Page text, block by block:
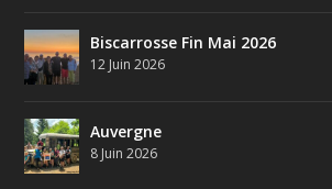
Biscarrosse Fin Mai 2026
12 Juin 2026
Auvergne
8 Juin 2026